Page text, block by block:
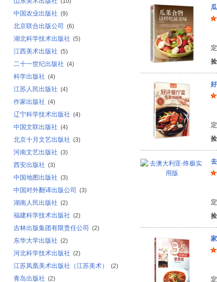
中国农业出版社 (9)
北京联合出版公司 (6)
湖北科学技术出版社 (5)
江西美术出版社 (5)
二十一世纪出版社 (4)
科学出版社 (4)
江苏人民出版社 (4)
作家出版社 (4)
辽宁科学技术出版社 (4)
中国文联出版社 (4)
北京十月文艺出版社 (3)
河南文艺出版社 (3)
西安出版社 (3)
中国地图出版社 (3)
中国对外翻译出版公司 (3)
湖南人民出版社 (2)
福建科学技术出版社 (2)
吉林出版集团有限责任公司 (2)
东华大学出版社 (2)
河北科学技术出版社 (2)
江苏凤凰美术出版社（江苏美术） (2)
青岛出版社 (2)